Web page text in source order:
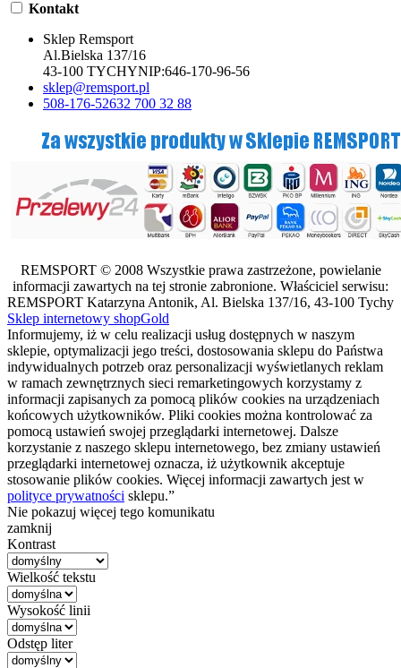
Kontakt
Sklep Remsport
Al.Bielska 137/16
43-100 TYCHYNIP:646-170-96-56
sklep@remsport.pl
508-176-52632 700 32 88
REMSPORT © 2008 Wszystkie prawa zastrzeżone, powielanie
informacji zawartych na tej stronie zabronione. Właściciel serwisu:
REMSPORT Katarzyna Antonik, Al. Bielska 137/16, 43-100 Tychy
Sklep internetowy shopGold
Informujemy, iż w celu realizacji usług dostępnych w naszym
sklepie, optymalizacji jego treści, dostosowania sklepu do Państwa
indywidualnych potrzeb oraz personalizacji wyświetlanych reklam
w ramach zewnętrznych sieci remarketingowych korzystamy z
informacji zapisanych za pomocą plików cookies na urządzeniach
końcowych użytkowników. Pliki cookies można kontrolować za
pomocą ustawień swojej przeglądarki internetowej. Dalsze
korzystanie z naszego sklepu internetowego, bez zmiany ustawień
przeglądarki internetowej oznacza, iż użytkownik akceptuje
stosowanie plików cookies. Więcej informacji zawartych jest w
polityce prywatności sklepu.”
Nie pokazuj więcej tego komunikatu
zamknij
Kontrast
Wielkość tekstu
Wysokość linii
Odstęp liter